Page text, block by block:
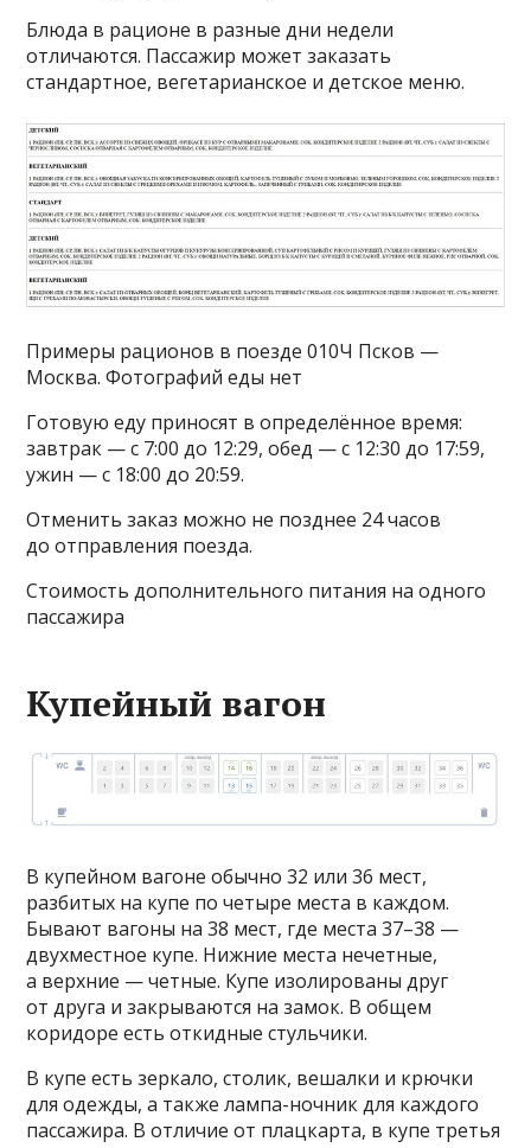
Блюда в рационе в разные дни недели
отличаются. Пассажир может заказать
стандартное, вегетарианское и детское меню.
Примеры рационов в поезде 010Ч Псков —
Москва. Фотографий еды нет
Готовую еду приносят в определённое время:
завтрак — с 7:00 до 12:29, обед — с 12:30 до 17:59,
ужин — с 18:00 до 20:59.
Отменить заказ можно не позднее 24 часов
до отправления поезда.
Стоимость дополнительного питания на одного
пассажира
Купейный вагон
В купейном вагоне обычно 32 или 36 мест,
разбитых на купе по четыре места в каждом.
Бывают вагоны на 38 мест, где места 37–38 —
двухместное купе. Нижние места нечетные,
а верхние — четные. Купе изолированы друг
от друга и закрываются на замок. В общем
коридоре есть откидные стульчики.
В купе есть зеркало, столик, вешалки и крючки
для одежды, а также лампа-ночник для каждого
пассажира. В отличие от плацкарта, в купе третья